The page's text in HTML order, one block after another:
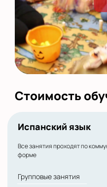
Стоимость
Испанский язык
Все занятия проходят по
форме
Групповые занятия